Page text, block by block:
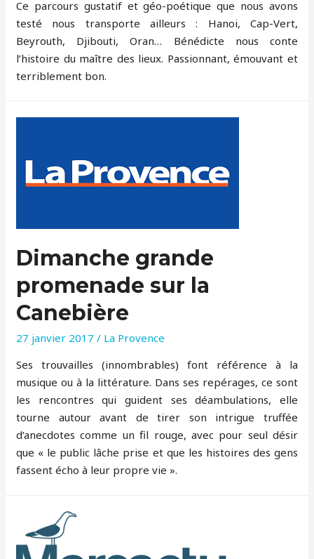
Ce parcours gustatif et géo-poétique que nous avons
testé nous transporte ailleurs : Hanoi, Cap-Vert,
Beyrouth, Djibouti, Oran… Bénédicte nous conte
l’histoire du maître des lieux. Passionnant, émouvant et
terriblement bon.
Dimanche grande
promenade sur la
Canebière
27 janvier 2017 / La Provence
Ses trouvailles (innombrables) font référence à la
musique ou à la littérature. Dans ses repérages, ce sont
les rencontres qui guident ses déambulations, elle
tourne autour avant de tirer son intrigue truffée
d’anecdotes comme un fil rouge, avec pour seul désir
que « le public lâche prise et que les histoires des gens
fassent écho à leur propre vie ».